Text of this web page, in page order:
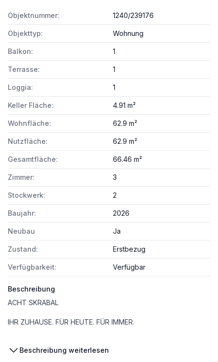
Objektnummer: 1240/239176
Objekttyp: Wohnung
Balkon: 1
Terrasse: 1
Loggia: 1
Keller Fläche: 4.91 m²
Wohnfläche: 62.9 m²
Nutzfläche: 62.9 m²
Gesamtfläche: 66.46 m²
Zimmer: 3
Stockwerk: 2
Baujahr: 2026
Neubau Ja
Zustand: Erstbezug
Verfügbarkeit: Verfügbar
Beschreibung
ACHT SKRABAL
IHR ZUHAUSE. FÜR HEUTE. FÜR IMMER.
Beschreibung weiterlesen